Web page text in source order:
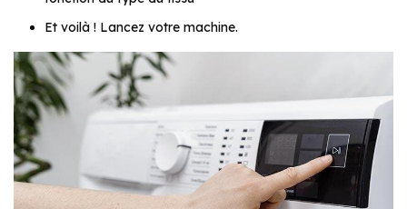
Et voilà ! Lancez votre machine.